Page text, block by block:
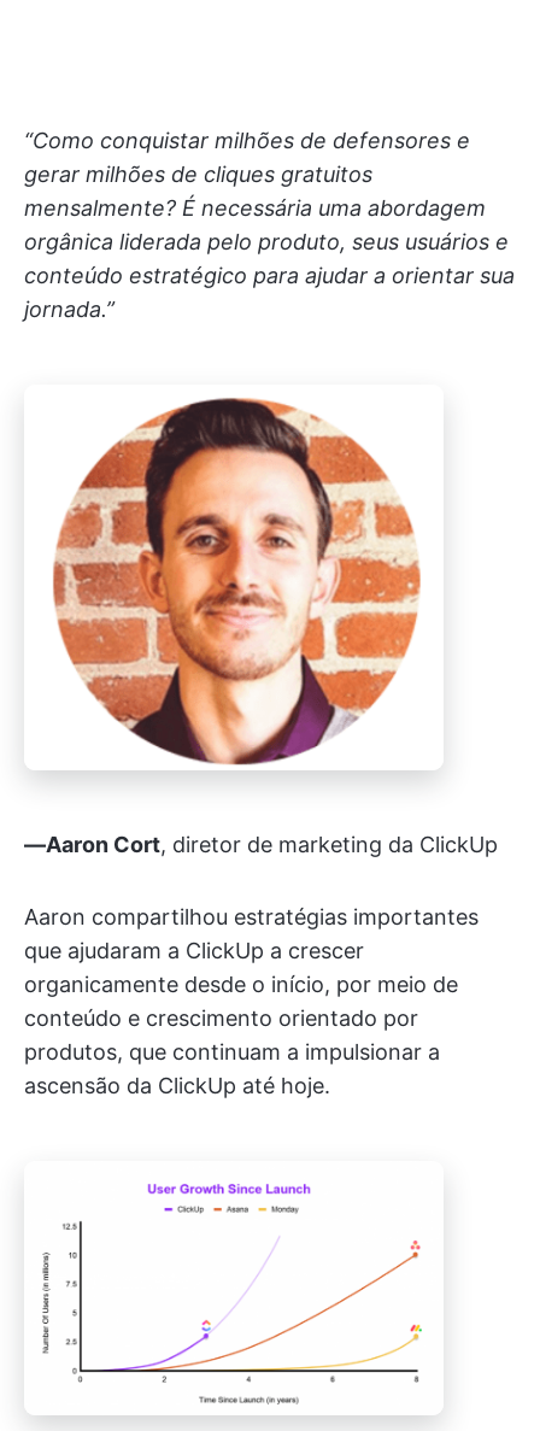
“Como conquistar milhões de defensores e
gerar milhões de cliques gratuitos
mensalmente? É necessária uma abordagem
orgânica liderada pelo produto, seus usuários e
conteúdo estratégico para ajudar a orientar sua
jornada.”
—Aaron Cort, diretor de marketing da ClickUp
Aaron compartilhou estratégias importantes
que ajudaram a ClickUp a crescer
organicamente desde o início, por meio de
conteúdo e crescimento orientado por
produtos, que continuam a impulsionar a
ascensão da ClickUp até hoje.